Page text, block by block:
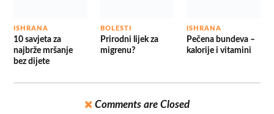
ISHRANA
10 savjeta za
najbrže mršanje
bez dijete
BOLESTI
Prirodni lijek za
migrenu?
ISHRANA
Pečena bundeva –
kalorije i vitamini
Comments are Closed